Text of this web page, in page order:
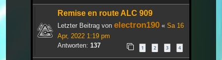
Remise en route ALC 909
Letzter Beitrag von electron190 « Sa 16
Apr, 2022 1:19 pm
Antworten: 137 1 2 3 4